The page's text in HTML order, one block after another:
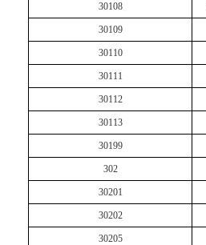
30108
30109
30110
30111
30112
30113
30199
302
30201
30202
30205